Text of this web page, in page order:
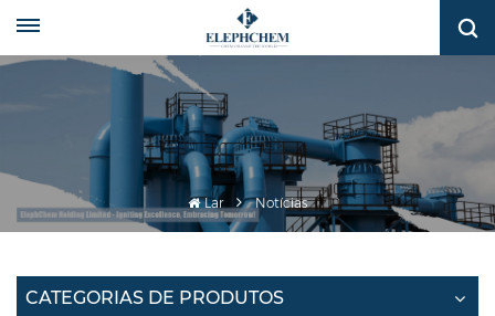
Lar Notícias
CATEGORIAS DE PRODUTOS